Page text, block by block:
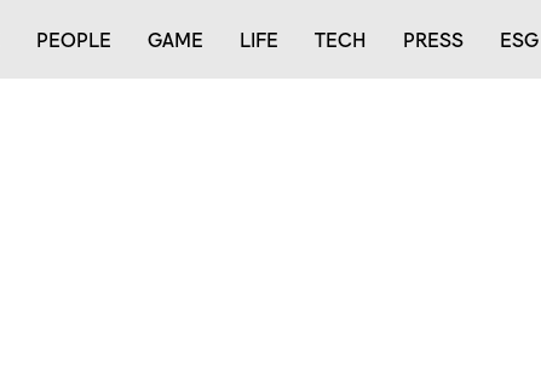
PEOPLE GAME LIFE TECH PRESS ESG